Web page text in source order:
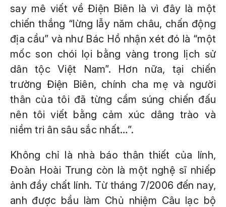
say mê viết về Điện Biên là vì đây là một
chiến thắng “lừng lẫy năm châu, chấn động
địa cầu” và như Bác Hồ nhận xét đó là “một
mốc son chói lọi bằng vàng trong lịch sử
dân tộc Việt Nam”. Hơn nữa, tại chiến
trường Điện Biên, chính cha mẹ và người
thân của tôi đã từng cầm súng chiến đấu
nên tôi viết bằng cảm xúc dâng trào và
niềm tri ân sâu sắc nhất…”.
Không chỉ là nhà báo thân thiết của lính,
Đoàn Hoài Trung còn là một nghệ sĩ nhiếp
ảnh đầy chất lính. Từ tháng 7/2006 đến nay,
anh được bầu làm Chủ nhiệm Câu lạc bộ